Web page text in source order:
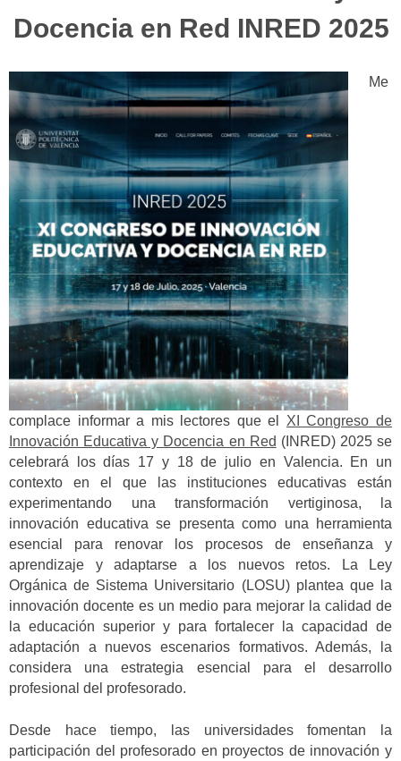
Docencia en Red INRED 2025
Me
complace informar a mis lectores que el XI Congreso de
Innovación Educativa y Docencia en Red (INRED) 2025 se
celebrará los días 17 y 18 de julio en Valencia. En un
contexto en el que las instituciones educativas están
experimentando una transformación vertiginosa, la
innovación educativa se presenta como una herramienta
esencial para renovar los procesos de enseñanza y
aprendizaje y adaptarse a los nuevos retos. La Ley
Orgánica de Sistema Universitario (LOSU) plantea que la
innovación docente es un medio para mejorar la calidad de
la educación superior y para fortalecer la capacidad de
adaptación a nuevos escenarios formativos. Además, la
considera una estrategia esencial para el desarrollo
profesional del profesorado.
Desde hace tiempo, las universidades fomentan la
participación del profesorado en proyectos de innovación y